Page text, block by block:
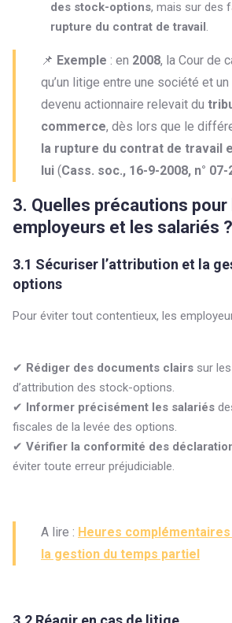
des stock-options, mais sur des
rupture du contrat de travail.
📌 Exemple : en 2008, la Cour de
qu’un litige entre une société et
devenu actionnaire relevait du
commerce, dès lors que le
la rupture du contrat de travail
lui (Cass. soc., 16-9-2008, n° 07-
3. Quelles précautions pour
employeurs et les salariés ?
3.1 Sécuriser l’attribution et la
options
Pour éviter tout contentieux, les
✔ Rédiger des documents clairs sur
d’attribution des stock-options.
✔ Informer précisément les salariés
fiscales de la levée des options.
✔ Vérifier la conformité des
éviter toute erreur préjudiciable.
A lire : Heures
la gestion du temps partiel